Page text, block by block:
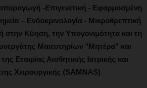
-Επιγενετική - Εφαρμοσμένη
– Ενδοκρινολογία - Μικροθρεπτική
στην Κύηση, την Υπογονιμότητα και τη
Μαιευτηρίων "Μητέρα" και
Εταιρίας Αισθητικής Ιατρικής και
Χειρουργικής (SAMNAS)